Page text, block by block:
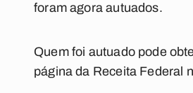
foram agora autuados.
Quem foi autuado pode
página da Receita Federal